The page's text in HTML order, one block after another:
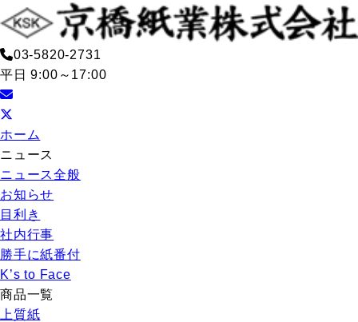
03-5820-2731
平日 9:00～17:00
ホーム
ニュース
ニュース全般
お知らせ
目利き
社内行事
勝手に紙番付
K’s to Face
商品一覧
上質紙